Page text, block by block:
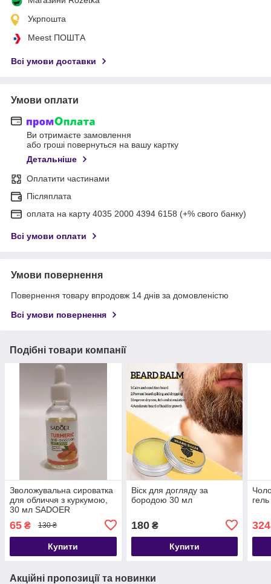
Укрпошта
Meest ПОШТА
Всі умови доставки
Умови оплати
Ви отримаєте замовлення
або гроші повернуться на вашу картку
Детальніше
Оплатити частинами
Післяплата
оплата на карту 4035 2000 4394 6158 (+% свого банку)
Всі умови оплати
Умови повернення
Повернення товару впродовж 14 днів за домовленістю
Всі умови повернення
Подібні товари компанії
Зволожувальна сироватка
для обличчя з куркумою,
30 мл SADOER
65 ₴ 130 ₴
Купити
Віск для догляду за
бородою 30 мл
180₴
Купити
324
Акційні пропозиції та новинки